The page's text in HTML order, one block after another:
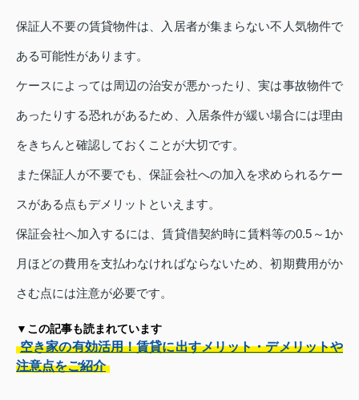
保証人不要の賃貸物件は、入居者が集まらない不人気物件で
ある可能性があります。
ケースによっては周辺の治安が悪かったり、実は事故物件で
あったりする恐れがあるため、入居条件が緩い場合には理由
をきちんと確認しておくことが大切です。
また保証人が不要でも、保証会社への加入を求められるケー
スがある点もデメリットといえます。
保証会社へ加入するには、賃貸借契約時に賃料等の0.5～1か
月ほどの費用を支払わなければならないため、初期費用がか
さむ点には注意が必要です。
▼この記事も読まれています
空き家の有効活用！賃貸に出すメリット・デメリットや
注意点をご紹介